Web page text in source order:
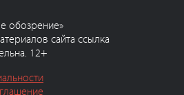
обозрение»
сайта ссылка
12+